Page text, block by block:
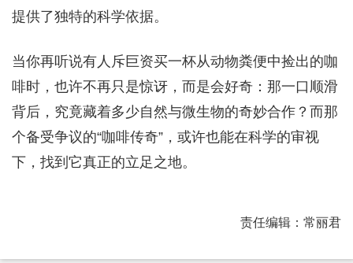
提供了独特的科学依据。
当你再听说有人斥巨资买一杯从动物粪便中捡出的咖
啡时，也许不再只是惊讶，而是会好奇：那一口顺滑
背后，究竟藏着多少自然与微生物的奇妙合作？而那
个备受争议的“咖啡传奇”，或许也能在科学的审视
下，找到它真正的立足之地。
责任编辑：常丽君